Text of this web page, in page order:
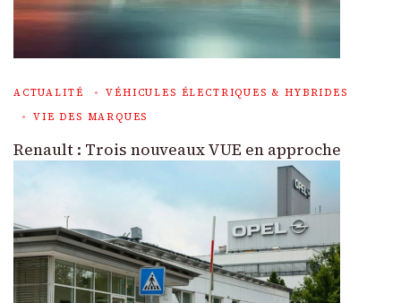
ACTUALITÉ
VÉHICULES ÉLECTRIQUES & HYBRIDES
VIE DES MARQUES
Renault : Trois nouveaux VUE en approche